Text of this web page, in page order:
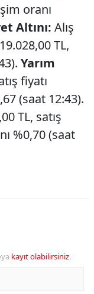
oranı
Altını: Alış
TL,
Yarım
fiyatı
(saat 12:43).
TL, satış
%0,70 (saat
kayıt olabilirsiniz.